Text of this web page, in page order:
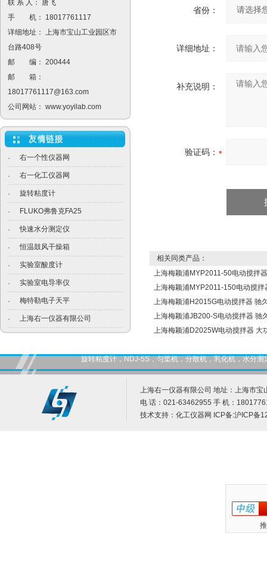
联 系 人： 唐飞
手 机： 18017761117
详细地址： 上海市宝山工业园区市
台路408号
邮 编： 200444
邮 箱：
18017761117@163.com
公司网站： www.yoyilab.com
· 右一个性仪器网
· 右一化工仪器网
· 旋转粘度计
· FLUKO弗鲁克FA25
· 快速水分测定仪
· 恒温鼓风干燥箱
· 实验室酸度计
· 实验室电导率仪
· 梅特勒电子天平
· 上海右一仪器有限公司
省份：
详细地址：
补充说明：
验证码：
相关同类产品：
上海梅颖浦MYP2011-50电动搅拌
上海梅颖浦MYP2011-150电动搅拌
上海梅颖浦H2015G电动搅拌器 驰
上海梅颖浦JB200-S电动搅拌器 驰
上海梅颖浦D2025W电动搅拌器 大
旋转粘度计，NDJ-5S，匀桨机，分散机，乳化机，水分
上海右一仪器有限公司 地址：上海市宝
电 话：021-63462955 手 机：
技术支持： 化工仪器网 ICP备:沪ICP备